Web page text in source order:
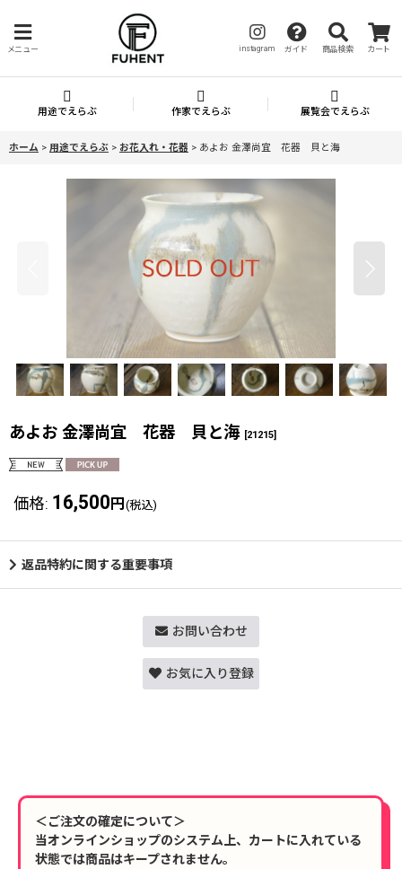
メニュー instagram ガイド 商品検索 カート
用途でえらぶ 作家でえらぶ 展覧会でえらぶ
ホーム > 用途でえらぶ > お花入れ・花器 > あよお 金澤尚宜 花器 貝と海
あよお 金澤尚宜 花器 貝と海 [21215]
価格: 16,500 円 (税込)
返品特約に関する重要事項
お問い合わせ
お気に入り登録
＜ご注文の確定について＞
当オンラインショップのシステム上、カートに入れている
状態では商品はキープされません。